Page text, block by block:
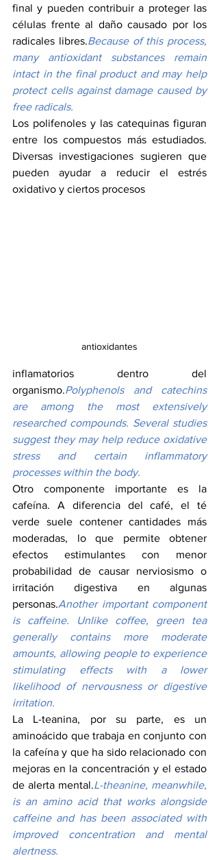
final y pueden contribuir a proteger las
células frente al daño causado por los
radicales libres.Because of this process,
many antioxidant substances remain
intact in the final product and may help
protect cells against damage caused by
free radicals.
Los polifenoles y las catequinas figuran
entre los compuestos más estudiados.
Diversas investigaciones sugieren que
pueden ayudar a reducir el estrés
oxidativo y ciertos procesos
antioxidantes
inflamatorios dentro del
organismo.Polyphenols and catechins
are among the most extensively
researched compounds. Several studies
suggest they may help reduce oxidative
stress and certain inflammatory
processes within the body.
Otro componente importante es la
cafeína. A diferencia del café, el té
verde suele contener cantidades más
moderadas, lo que permite obtener
efectos estimulantes con menor
probabilidad de causar nerviosismo o
irritación digestiva en algunas
personas.Another important component
is caffeine. Unlike coffee, green tea
generally contains more moderate
amounts, allowing people to experience
stimulating effects with a lower
likelihood of nervousness or digestive
irritation.
La L-teanina, por su parte, es un
aminoácido que trabaja en conjunto con
la cafeína y que ha sido relacionado con
mejoras en la concentración y el estado
de alerta mental.L-theanine, meanwhile,
is an amino acid that works alongside
caffeine and has been associated with
improved concentration and mental
alertness.